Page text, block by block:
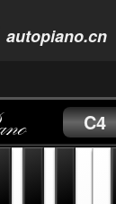
autopiano.cn
C4